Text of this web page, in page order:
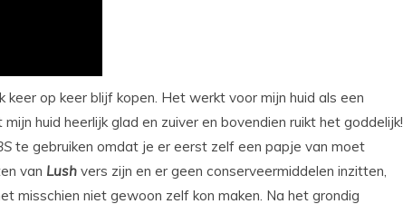
keer op keer blijf kopen. Het werkt voor mijn huid als een
huid heerlijk glad en zuiver en bovendien ruikt het goddelijk!
te gebruiken omdat je er eerst zelf een papje van moet
van Lush vers zijn en er geen conserveermiddelen inzitten,
misschien niet gewoon zelf kon maken. Na het grondig